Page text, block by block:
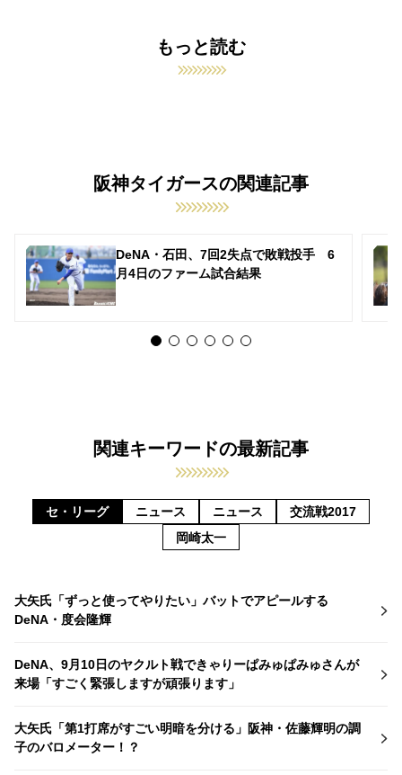
もっと読む
阪神タイガースの関連記事
DeNA・石田、7回2失点で敗戦投手 6
月4日のファーム試合結果
関連キーワードの最新記事
セ・リーグ ニュース ニュース
交流戦2017
岡崎太一
大矢氏「ずっと使ってやりたい」バットでアピールする
DeNA・度会隆輝
DeNA、9月10日のヤクルト戦できゃりーぱみゅぱみゅさんが
来場「すごく緊張しますが頑張ります」
大矢氏「第1打席がすごい明暗を分ける」阪神・佐藤輝明の調
子のバロメーター！？